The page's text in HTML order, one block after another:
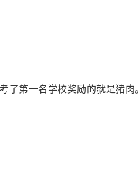
了第一名学校奖励的就是猪肉。